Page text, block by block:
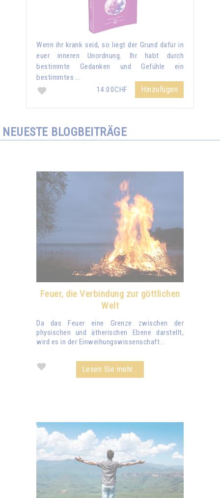
Wenn ihr krank seid, so liegt der Grund dafür in
euer inneren Unordnung. Ihr habt durch
bestimmte Gedanken und Gefühle ein
bestimmtes …
14.00CHF
Hinzufügen
NEUESTE BLOGBEITRÄGE
Feuer, die Verbindung zur göttlichen
Welt
Da das Feuer eine Grenze zwischen der
physischen und ätherischen Ebene darstellt,
wird es in der Einweihungswissenschaft...
Lesen Sie mehr...